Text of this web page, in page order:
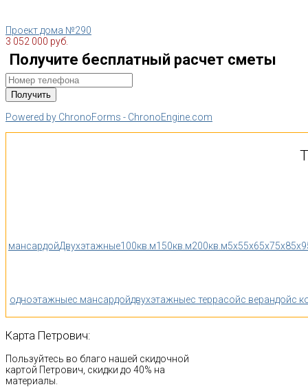
Проект дома №290
3 052 000 руб.
Получите бесплатный расчет сметы
Powered by ChronoForms - ChronoEngine.com
мансардойДвухэтажные100кв.м150кв.м200кв.м5x55x65x75x85x9
одноэтажныес мансардойдвухэтажныес террасойс верандойс
Карта Петрович:
Пользуйтесь во благо нашей скидочной
картой Петрович, скидки до 40% на
материалы.